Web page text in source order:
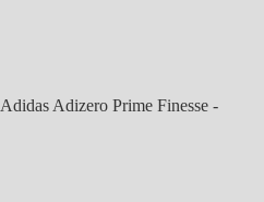
Adidas Adizero Prime Finesse -